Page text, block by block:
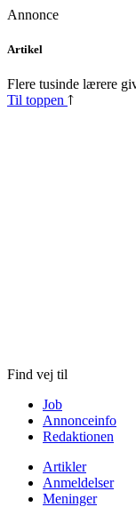
Annonce
Skip
content
Artikel
Flere tusinde lærere
Til toppen
Find vej til
Job
Annonceinfo
Redaktionen
Artikler
Anmeldelser
Meninger